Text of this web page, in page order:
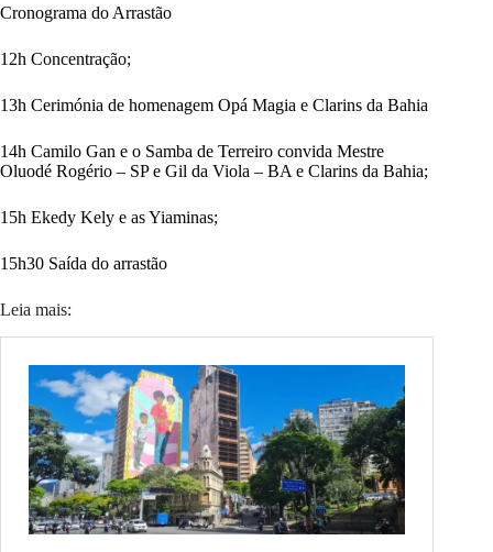
Cronograma do Arrastão
12h Concentração;
13h Cerimónia de homenagem Opá Magia e Clarins da Bahia
14h Camilo Gan e o Samba de Terreiro convida Mestre
Oluodé Rogério – SP e Gil da Viola – BA e Clarins da Bahia;
15h Ekedy Kely e as Yiaminas;
15h30 Saída do arrastão
Leia mais: